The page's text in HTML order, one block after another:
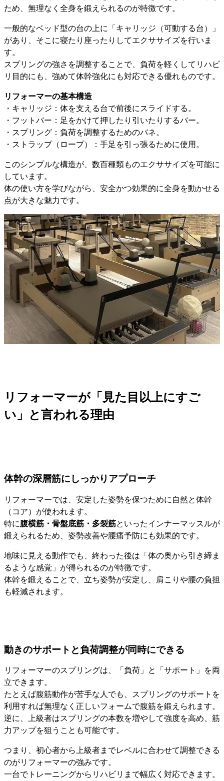
ため、無理なく全身を鍛えられるのが特徴です。
一般的なベッド型の台の上に「キャリッジ（可動する台）」
があり、そこに寝たり座ったりしてエクササイズを行いま
す。
スプリングの強さを調整することで、負荷を軽くしてリハビ
リ目的にも、強めて体幹強化にも対応できる優れものです。
リフォーマーの基本構造
・キャリッジ：体を支える台で前後にスライドする。
・フットバー：足をかけて押したり引いたりするバー。
・スプリング：負荷を調整するためのバネ。
・ストラップ（ロープ）：手足を引っ張るために使用。
このシンプルな構造が、数百種類ものエクササイズを可能に
しています。
体の使い方を学びながら、安全かつ効果的に全身を動かせる
点が大きな魅力です。
リフォーマーが「見た目以上にすご
い」と言われる理由
体幹の深層筋にしっかりアプローチ
リフォーマーでは、安定した姿勢を保つために自然と体幹
（コア）が使われます。
特に腹横筋・骨盤底筋・多裂筋といったインナーマッスルが
鍛えられるため、姿勢改善や腰痛予防にも効果的です。
地味に見える動作でも、終わった後は「体の奥から引き締ま
るような感覚」が得られるのが特徴です。
体幹を鍛えることで、立ち姿勢が安定し、肩こりや腰の負担
も軽減されます。
動きのサポートと負荷調整が同時にできる
リフォーマーのスプリングは、「負荷」と「サポート」を両
立できます。
たとえば腹筋動作が苦手な人でも、スプリングのサポートを
利用すれば無理なく正しいフォームで腹筋を鍛えられます。
逆に、上級者はスプリングの本数を増やして強度を高め、筋
力アップを狙うことも可能です。
つまり、初心者から上級者までレベルに合わせて調整できる
のがリフォーマーの強みです。
一台でトレーニングからリハビリまで幅広く対応できます。